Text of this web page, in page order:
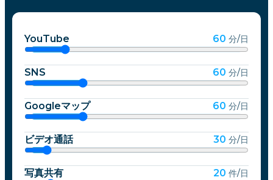
YouTube 60 分/日
SNS 60 分/日
Googleマップ 60 分/日
ビデオ通話 30 分/日
写真共有 20 件/日